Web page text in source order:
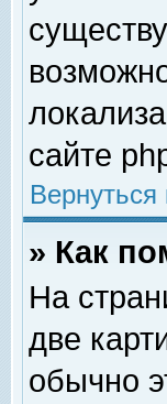
сайте
Вернуться
» Как
На
две
обычно